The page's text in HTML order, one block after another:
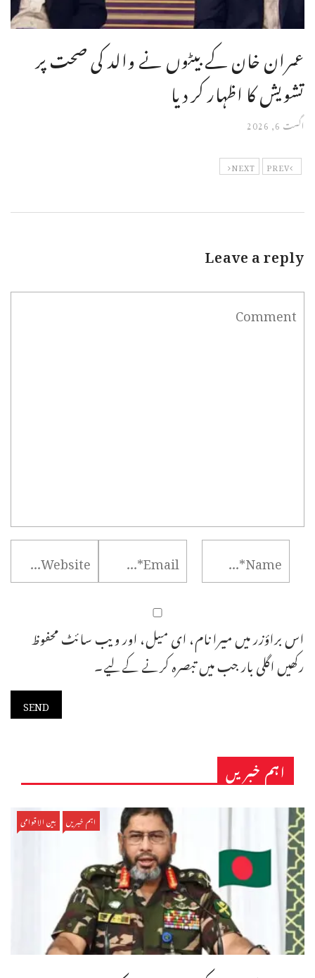
عمران خان کے بیٹوں نے والد کی صحت پر
تشویش کا اظہار کر دیا
اگست 6, 2026
PREV
NEXT
Leave a reply
اس براؤزر میں میرا نام، ای میل، اور ویب سائٹ محفوظ
رکھیں اگلی بار جب میں تبصرہ کرنے کےلیے۔
اہم خبریں
اہم خبریں بین الاقوامی